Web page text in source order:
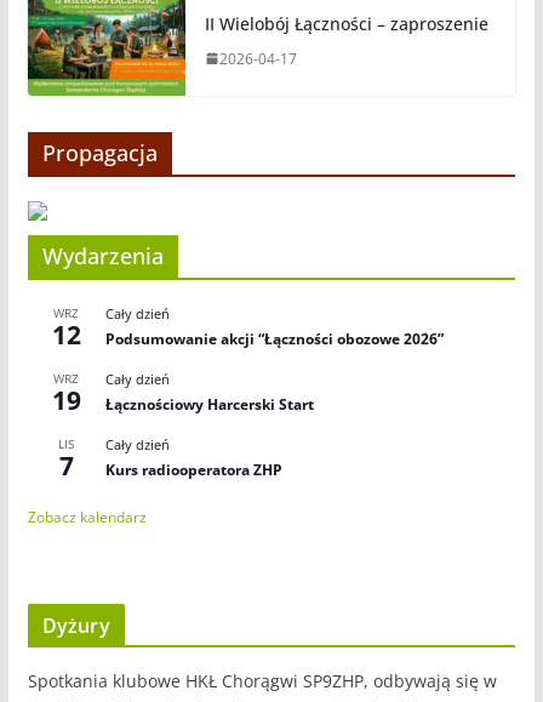
II Wielobój Łączności – zaproszenie
2026-04-17
Propagacja
Wydarzenia
WRZ
12
Cały dzień
Podsumowanie akcji “Łączności obozowe 2026”
WRZ
19
Cały dzień
Łącznościowy Harcerski Start
LIS
7
Cały dzień
Kurs radiooperatora ZHP
Zobacz kalendarz
Dyżury
Spotkania klubowe HKŁ Chorągwi SP9ZHP, odbywają się w